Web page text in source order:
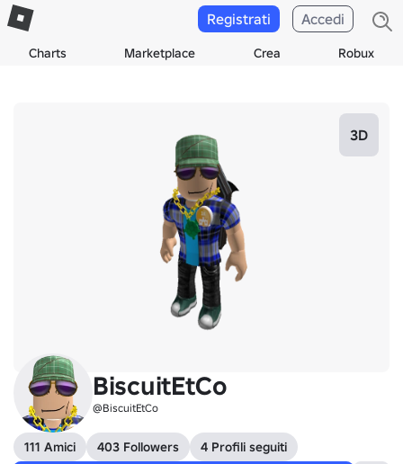
Charts Marketplace Crea Robux
Registrati Accedi
3D
BiscuitEtCo
@BiscuitEtCo
111 Amici 403 Followers
4 Profili seguiti